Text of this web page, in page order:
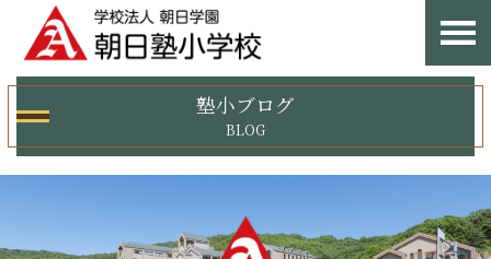
塾小ブログ
BLOG